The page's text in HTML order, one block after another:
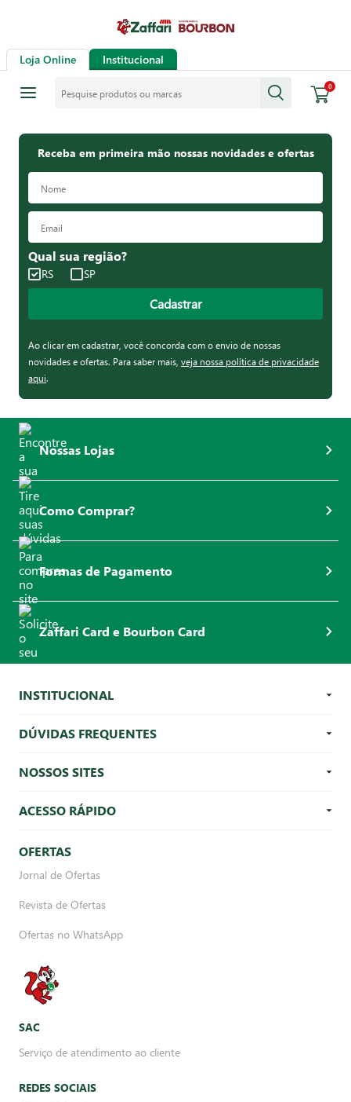
Loja Online Institucional
0
Receba em primeira mão nossas novidades e ofertas
Qual sua região?
RS SP
Cadastrar
Ao clicar em cadastrar, você concorda com o envio de nossas
novidades e ofertas. Para saber mais, veja nossa política de privacidade
aqui.
Nossas Lojas
Como Comprar?
Formas de Pagamento
Zaffari Card e Bourbon Card
INSTITUCIONAL
DÚVIDAS FREQUENTES
NOSSOS SITES
ACESSO RÁPIDO
OFERTAS
Jornal de Ofertas
Revista de Ofertas
Ofertas no WhatsApp
SAC
Serviço de atendimento ao cliente
REDES SOCIAIS